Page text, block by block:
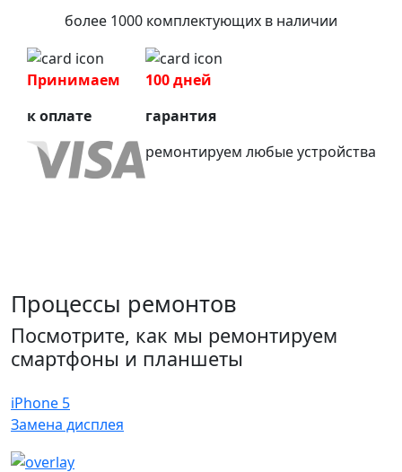
более 1000 комплектующих в наличии
Принимаем
к оплате
100 дней
гарантия
ремонтируем любые устройства
Процессы ремонтов
Посмотрите, как мы ремонтируем
смартфоны и планшеты
iPhone 5
Замена дисплея